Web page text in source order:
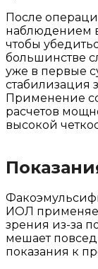
После
наблюдением
чтобы
большинстве
уже в первые
стабилизация
Применение
расчетов
высокой
ИОЛ
зрения из-за
мешает
показания к